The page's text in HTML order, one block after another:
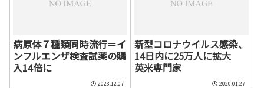
病原体７種類同時流行＝イ
ンフルエンザ検査試薬の購
入14倍に
2023.12.07
新型コロナウイルス感染、
14日内に25万人に拡大
英米専門家
2020.01.27